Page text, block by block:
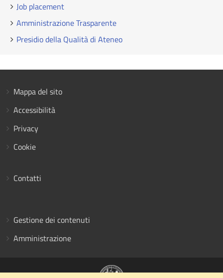
Job placement
Amministrazione Trasparente
Presidio della Qualità di Ateneo
Mappa del sito
Accessibilità
Privacy
Cookie
Contatti
Gestione dei contenuti
Amministrazione